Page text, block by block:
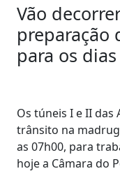
Vão
preparação
para os
Os túneis I e II das
trânsito na
as 07h00, para
hoje a Câmara do